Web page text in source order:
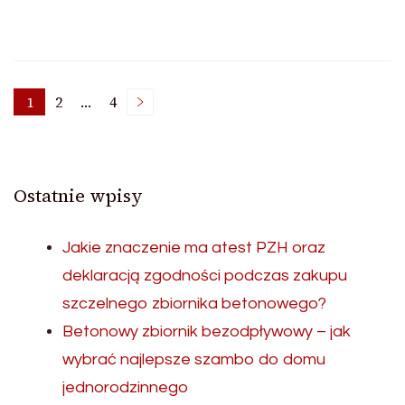
Stronicowanie
Strona
1 Strona
2 … Strona
4
Ostatnie wpisy
Jakie znaczenie ma atest PZH oraz
deklaracją zgodności podczas zakupu
szczelnego zbiornika betonowego?
Betonowy zbiornik bezodpływowy – jak
wybrać najlepsze szambo do domu
jednorodzinnego